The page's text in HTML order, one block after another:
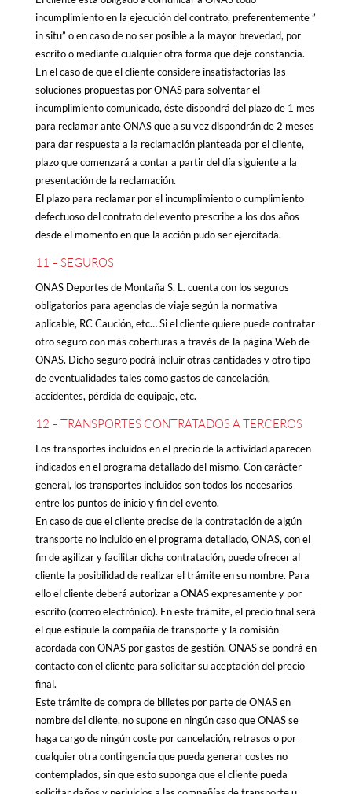
incumplimiento en la ejecución del contrato, preferentemente ”
in situ” o en caso de no ser posible a la mayor brevedad, por
escrito o mediante cualquier otra forma que deje constancia.
En el caso de que el cliente considere insatisfactorias las
soluciones propuestas por ONAS para solventar el
incumplimiento comunicado, éste dispondrá del plazo de 1 mes
para reclamar ante ONAS que a su vez dispondrán de 2 meses
para dar respuesta a la reclamación planteada por el cliente,
plazo que comenzará a contar a partir del día siguiente a la
presentación de la reclamación.
El plazo para reclamar por el incumplimiento o cumplimiento
defectuoso del contrato del evento prescribe a los dos años
desde el momento en que la acción pudo ser ejercitada.
11 – SEGUROS
ONAS Deportes de Montaña S. L. cuenta con los seguros
obligatorios para agencias de viaje según la normativa
aplicable, RC Caución, etc… Si el cliente quiere puede contratar
otro seguro con más coberturas a través de la página Web de
ONAS. Dicho seguro podrá incluir otras cantidades y otro tipo
de eventualidades tales como gastos de cancelación,
accidentes, pérdida de equipaje, etc.
12 – TRANSPORTES CONTRATADOS A TERCEROS
Los transportes incluidos en el precio de la actividad aparecen
indicados en el programa detallado del mismo. Con carácter
general, los transportes incluidos son todos los necesarios
entre los puntos de inicio y fin del evento.
En caso de que el cliente precise de la contratación de algún
transporte no incluido en el programa detallado, ONAS, con el
fin de agilizar y facilitar dicha contratación, puede ofrecer al
cliente la posibilidad de realizar el trámite en su nombre. Para
ello el cliente deberá autorizar a ONAS expresamente y por
escrito (correo electrónico). En este trámite, el precio final será
el que estipule la compañía de transporte y la comisión
acordada con ONAS por gastos de gestión. ONAS se pondrá en
contacto con el cliente para solicitar su aceptación del precio
final.
Este trámite de compra de billetes por parte de ONAS en
nombre del cliente, no supone en ningún caso que ONAS se
haga cargo de ningún coste por cancelación, retrasos o por
cualquier otra contingencia que pueda generar costes no
contemplados, sin que esto suponga que el cliente pueda